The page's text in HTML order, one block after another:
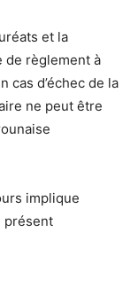
et la
de règlement à
cas d’échec de la
ne peut être
implique
présent